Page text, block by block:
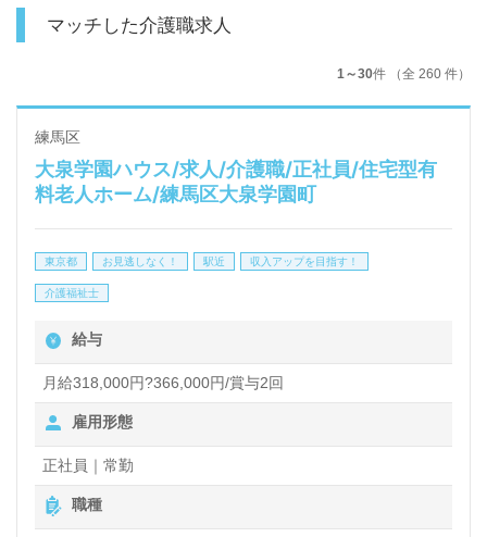
マッチした介護職求人
1～30件 （全 260 件）
練馬区
大泉学園ハウス/求人/介護職/正社員/住宅型有
料老人ホーム/練馬区大泉学園町
東京都 お見逃しなく！ 駅近 収入アップを目指す！
介護福祉士
給与
月給318,000円?366,000円/賞与2回
雇用形態
正社員｜常勤
職種